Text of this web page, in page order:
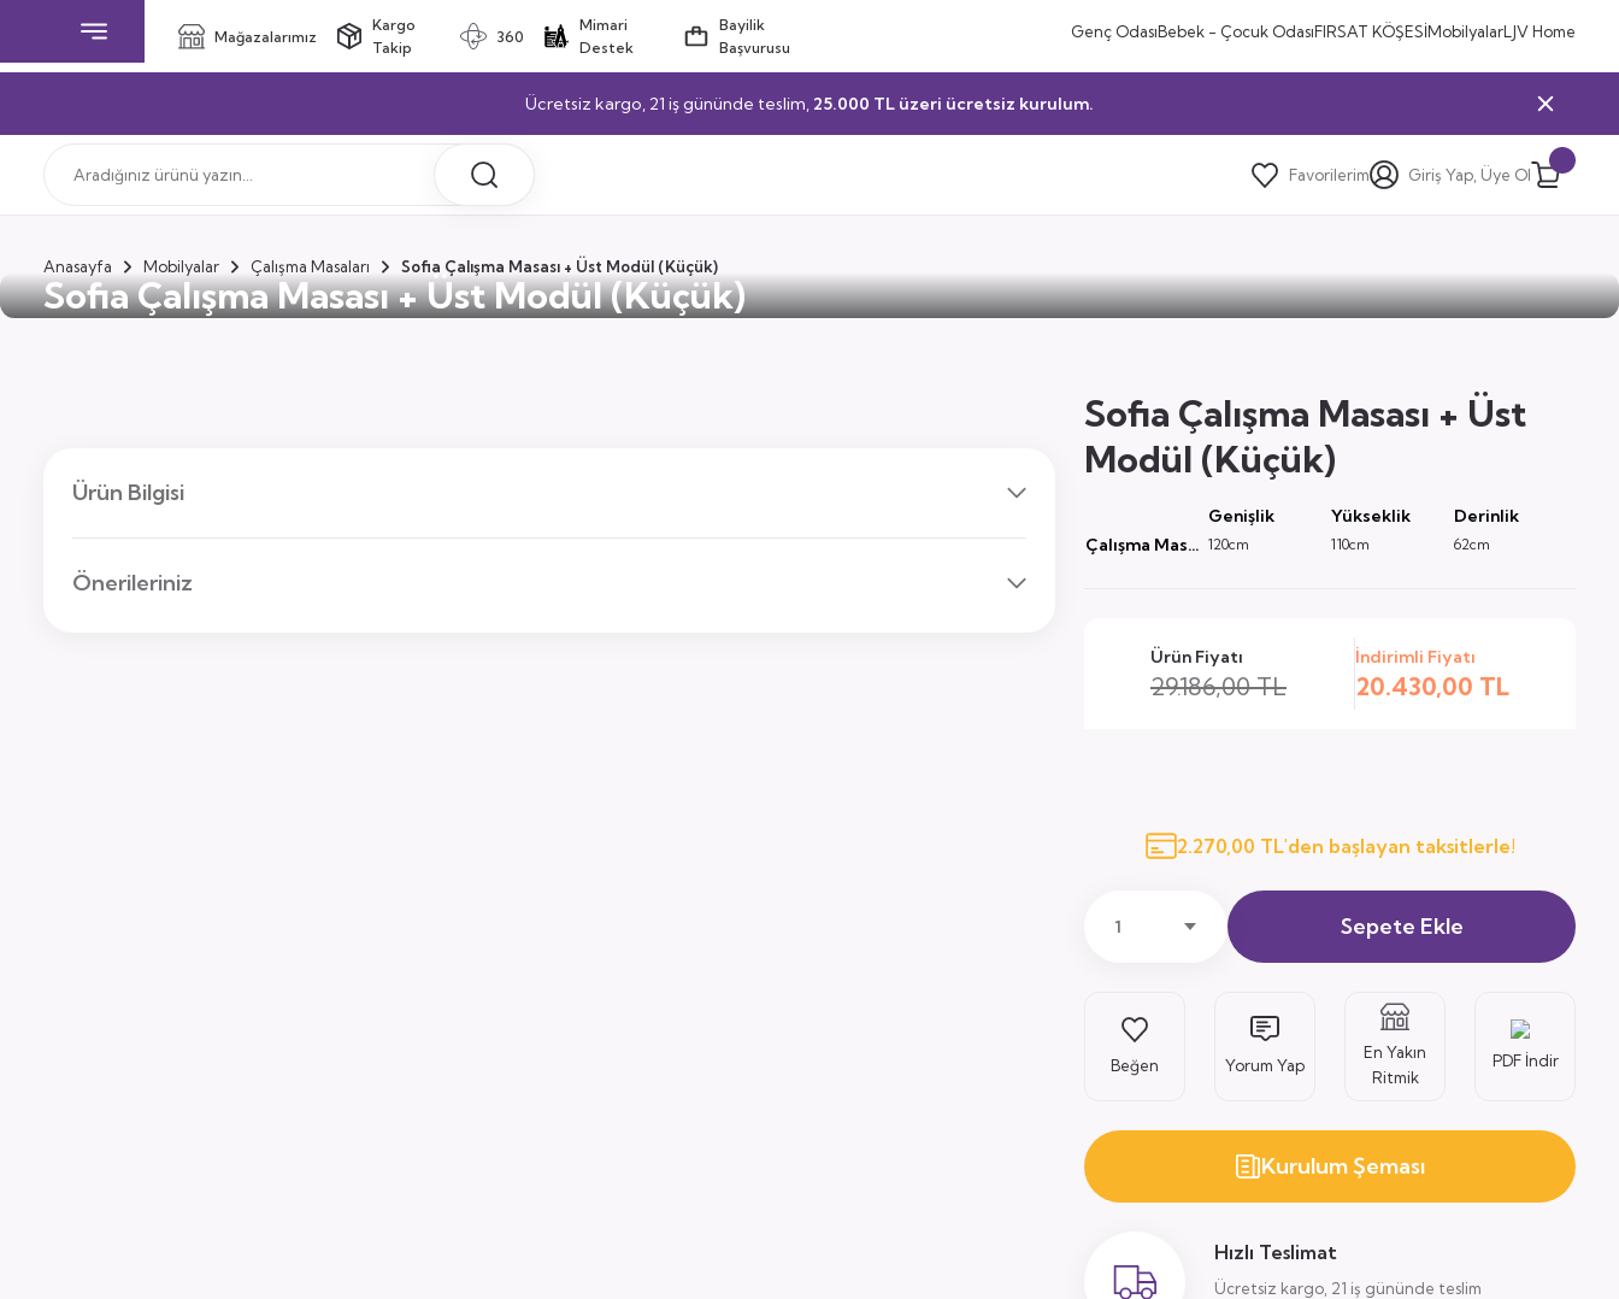
Mağazalarımız
Kargo
Takip
360
Mimari
Destek
Bayilik
Başvurusu
Genç OdasıBebek - Çocuk OdasıFIRSAT KÖŞESİMobilyalarLJV Home
Ücretsiz kargo, 21 iş gününde teslim, 25.000 TL üzeri ücretsiz kurulum.
Favorilerim Giriş Yap, Üye Ol
Anasayfa Mobilyalar Çalışma Masaları Sofia Çalışma Masası + Üst Modül (Küçük)
Sofia Çalışma Masası + Üst Modül (Küçük)
Ürün Bilgisi
Önerileriniz
Sofia Çalışma Masası + Üst
Modül (Küçük)
Genişlik Yükseklik
Derinlik
Çalışma Masası 120cm 110cm 62cm
Ürün Fiyatı
29.186,00 TL
İndirimli Fiyatı
20.430,00 TL
2.270,00 TL'den başlayan taksitlerle!
Sepete Ekle
Yorum Yap
En Yakın
Ritmik
PDF İndir
Kurulum Şeması
Hızlı Teslimat
Ücretsiz kargo, 21 iş gününde teslim